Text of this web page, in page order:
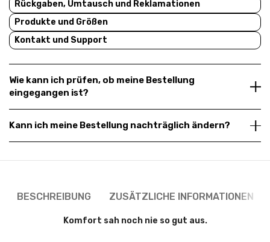
Rückgaben, Umtausch und Reklamationen
Produkte und Größen
Kontakt und Support
Wie kann ich prüfen, ob meine Bestellung
eingegangen ist?
Kann ich meine Bestellung nachträglich ändern?
BESCHREIBUNG ZUSÄTZLICHE INFORMATIONEN
Komfort sah noch nie so gut aus.